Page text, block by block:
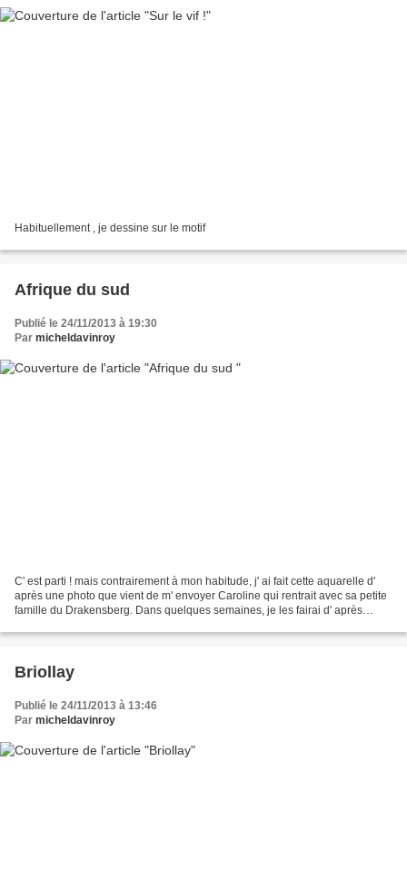
Habituellement , je dessine sur le motif
Afrique du sud
Publié le 24/11/2013 à 19:30
Par micheldavinroy
C' est parti ! mais contrairement à mon habitude, j' ai fait cette aquarelle d'
après une photo que vient de m' envoyer Caroline qui rentrait avec sa petite
famille du Drakensberg. Dans quelques semaines, je les fairai d' après
Briollay
Publié le 24/11/2013 à 13:46
Par micheldavinroy